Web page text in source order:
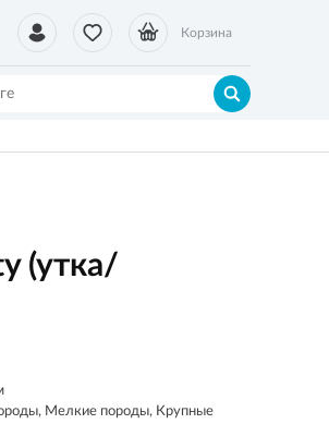
Корзина
(утка/
Мелкие породы, Крупные